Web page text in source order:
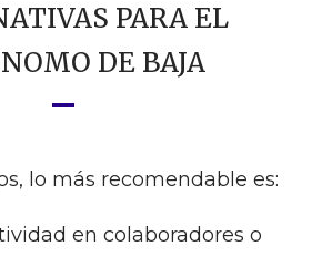
PARA EL
DE BAJA
lo más recomendable es:
en colaboradores o